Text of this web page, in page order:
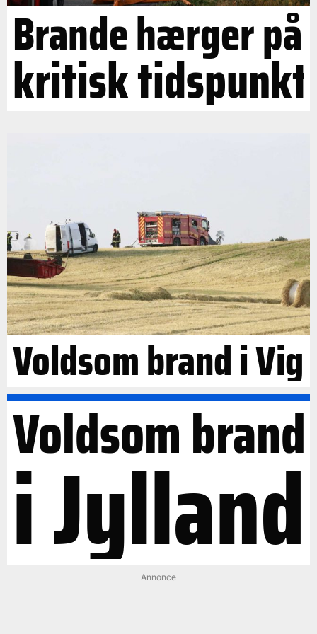
Brande hærger på
kritisk tidspunkt
Voldsom brand i Vig
Voldsom brand
i Jylland
Annonce